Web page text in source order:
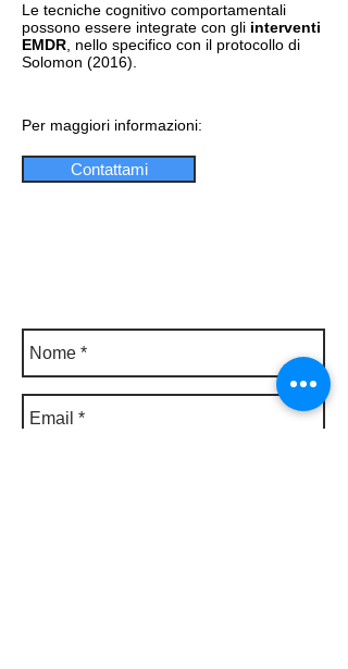
Le tecniche cognitivo comportamentali
possono essere integrate con gli interventi
EMDR , nello specifico con il protocollo di
Solomon (2016).
Per maggiori informazioni:
Contattami